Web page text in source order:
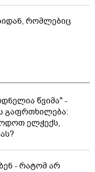
რომლებიც
წვიმა" -
გაფრთხილება:
ელჭექს,
- რატომ არ